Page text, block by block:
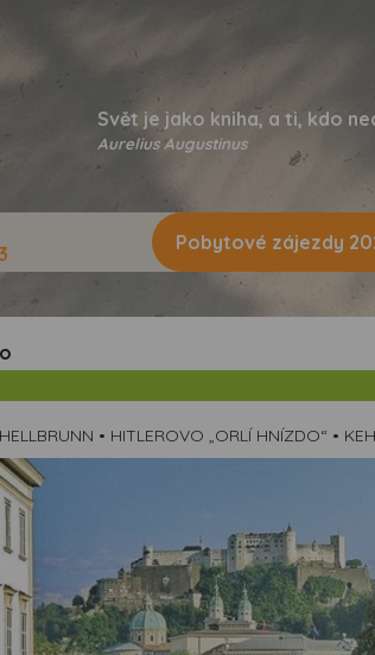
Svět je jako kniha, a ti, kdo
Aurelius Augustinus
Pobytové zájezdy
• HITLEROVO „ORLÍ HNÍZDO“ •